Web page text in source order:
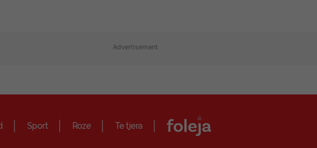
Advertisement
Sport Roze Te tjera